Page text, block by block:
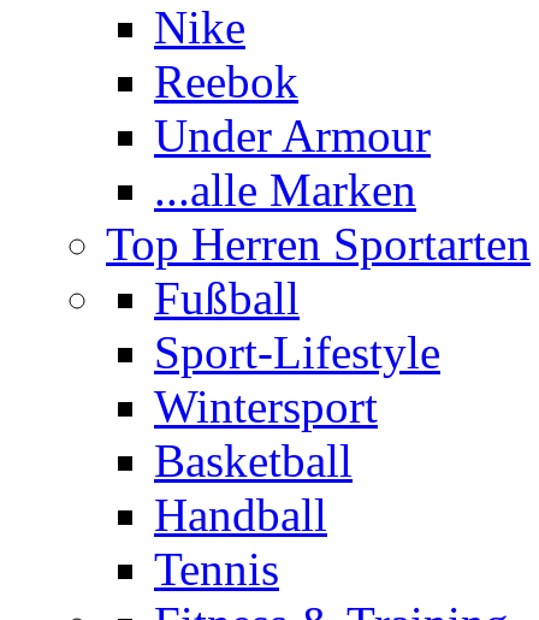
Nike
Reebok
Under Armour
...alle Marken
Top Herren Sportarten
Fußball
Sport-Lifestyle
Wintersport
Basketball
Handball
Tennis